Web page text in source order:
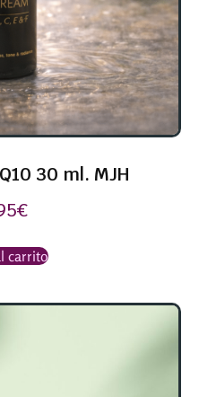
30 ml. MJH
€
carrito